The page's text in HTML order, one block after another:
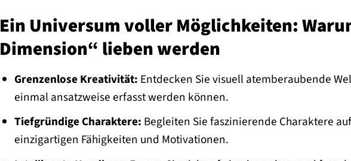
Ein Universum voller Möglichkeiten:
Dimension“ lieben werden
Grenzenlose Kreativität: Entdecken Sie visuell atemberaubende
einmal ansatzweise erfasst werden können.
Tiefgründige Charaktere: Begleiten Sie faszinierende Charaktere
einzigartigen Fähigkeiten und Motivationen.